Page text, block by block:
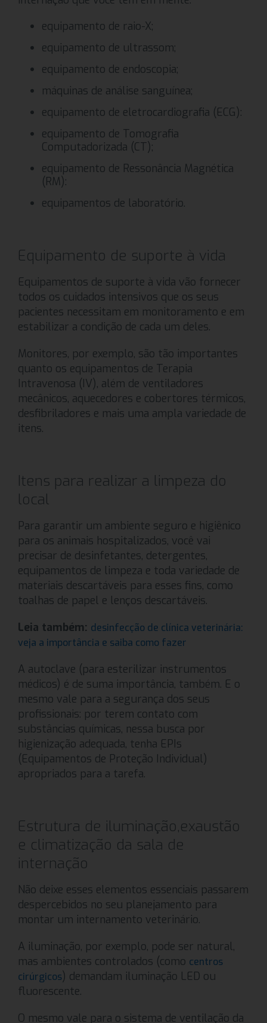
equipamento de raio-X;
equipamento de ultrassom;
equipamento de endoscopia;
máquinas de análise sanguínea;
equipamento de eletrocardiografia (ECG):
equipamento de Tomografia
Computadorizada (CT);
equipamento de Ressonância Magnética
(RM):
equipamentos de laboratório.
Equipamento de suporte à vida
Equipamentos de suporte à vida vão fornecer
todos os cuidados intensivos que os seus
pacientes necessitam em monitoramento e em
estabilizar a condição de cada um deles.
Monitores, por exemplo, são tão importantes
quanto os equipamentos de Terapia
Intravenosa (IV), além de ventiladores
mecânicos, aquecedores e cobertores térmicos,
desfibriladores e mais uma ampla variedade de
itens.
Itens para realizar a limpeza do
local
Para garantir um ambiente seguro e higiênico
para os animais hospitalizados, você vai
precisar de desinfetantes, detergentes,
equipamentos de limpeza e toda variedade de
materiais descartáveis para esses fins, como
toalhas de papel e lenços descartáveis.
Leia também: desinfecção de clínica veterinária:
veja a importância e saiba como fazer
A autoclave (para esterilizar instrumentos
médicos) é de suma importância, também. E o
mesmo vale para a segurança dos seus
profissionais: por terem contato com
substâncias químicas, nessa busca por
higienização adequada, tenha EPIs
(Equipamentos de Proteção Individual)
apropriados para a tarefa.
Estrutura de iluminação,exaustão
e climatização da sala de
internação
Não deixe esses elementos essenciais passarem
despercebidos no seu planejamento para
montar um internamento veterinário.
A iluminação, por exemplo, pode ser natural,
mas ambientes controlados (como centros
cirúrgicos) demandam iluminação LED ou
fluorescente.
O mesmo vale para o sistema de ventilação da